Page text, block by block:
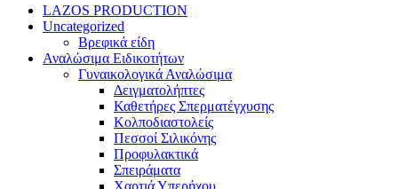
LAZOS PRODUCTION
Uncategorized
Βρεφικά είδη
Αναλώσιμα Ειδικοτήτων
Γυναικολογικά Αναλώσιμα
Δειγματολήπτες
Καθετήρες Σπερματέγχυσης
Κολποδιαστολείς
Πεσσοί Σιλικόνης
Προφυλακτικά
Σπειράματα
Χαρτιά Υπερήχου